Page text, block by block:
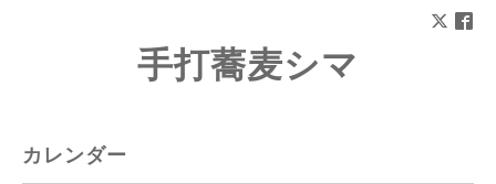
手打蕎麦シマ
カレンダー